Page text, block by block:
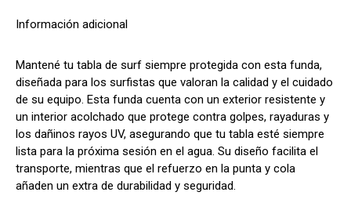
Información adicional
Mantené tu tabla de surf siempre protegida con esta funda,
diseñada para los surfistas que valoran la calidad y el cuidado
de su equipo. Esta funda cuenta con un exterior resistente y
un interior acolchado que protege contra golpes, rayaduras y
los dañinos rayos UV, asegurando que tu tabla esté siempre
lista para la próxima sesión en el agua. Su diseño facilita el
transporte, mientras que el refuerzo en la punta y cola
añaden un extra de durabilidad y seguridad.